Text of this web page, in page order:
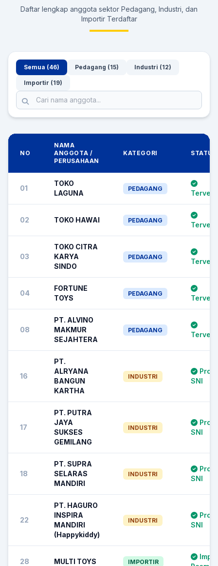
Daftar lengkap anggota sektor Pedagang, Industri, dan
Importir Terdaftar
Semua (46) Pedagang (15) Industri (12)
Importir (19)
NO
NAMA
ANGGOTA /
PERUSAHAAN
KATEGORI
01
TOKO
LAGUNA
PEDAGANG
02 TOKO HAWAI PEDAGANG
03
TOKO CITRA
KARYA
SINDO
PEDAGANG
04
FORTUNE
TOYS
PEDAGANG
08
PT. ALVINO
MAKMUR
SEJAHTERA
PEDAGANG
16
PT.
ALRYANA
BANGUN
KARTHA
INDUSTRI
SNI
17
PT. PUTRA
JAYA
SUKSES
GEMILANG
INDUSTRI
SNI
18
PT. SUPRA
SELARAS
MANDIRI
INDUSTRI
SNI
22
PT. HAGURO
INSPIRA
MANDIRI
(Happykiddy)
INDUSTRI
SNI
28 MULTI TOYS IMPORTIR